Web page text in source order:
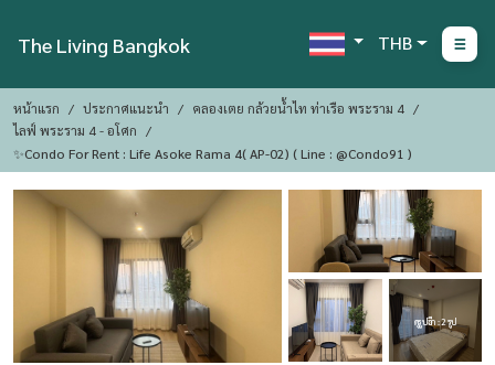
The Living Bangkok THB
หน้าแรก ประกาศแนะนำ
คลองเตย กล้วยน้ำไท ท่าเรือ พระราม 4
ไลฟ์ พระราม 4 - อโศก
✨Condo For Rent : Life Asoke Rama 4( AP-02) ( Line : @condo91 )
ดูรูปอีก : 2 รูป